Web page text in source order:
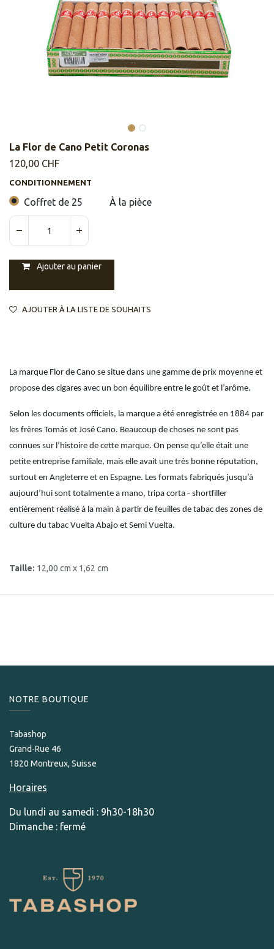
La Flor de Cano Petit Coronas
120,00 CHF
CONDITIONNEMENT
Coffret de 25 À la pièce
Ajouter au panier
AJOUTER À LA LISTE DE SOUHAITS
La marque Flor de Cano se situe dans une gamme de prix moyenne et
propose des cigares avec un bon équilibre entre le goût et l’arôme.
Selon les documents officiels, la marque a été enregistrée en 1884 par
les frères Tomás et José Cano. Beaucoup de choses ne sont pas
connues sur l’histoire de cette marque. On pense qu’elle était une
petite entreprise familiale, mais elle avait une très bonne réputation,
surtout en Angleterre et en Espagne. Les formats fabriqués jusqu’à
aujourd’hui sont totalmente a mano, tripa corta - shortfiller
entièrement réalisé à la main à partir de feuilles de tabac des zones de
culture du tabac Vuelta Abajo et Semi Vuelta.
Taille: 12,00 cm x 1,62 cm
NOTRE BOUTIQUE
Tabashop
Grand-Rue 46
1820 Montreux, Suisse
Horaires
Du lundi au samedi : 9h30-18h30
Dimanche : fermé